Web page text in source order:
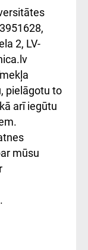
Східної
співпраця з
2, LV-
pielāgotu to
arī iegūtu
mūsu
.